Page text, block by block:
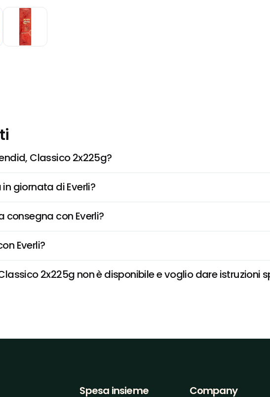
Classico 2x225g?
giornata di Everli?
consegna con Everli?
Everli?
2x225g non è disponibile e voglio dare istruzioni
Spesa insieme Company